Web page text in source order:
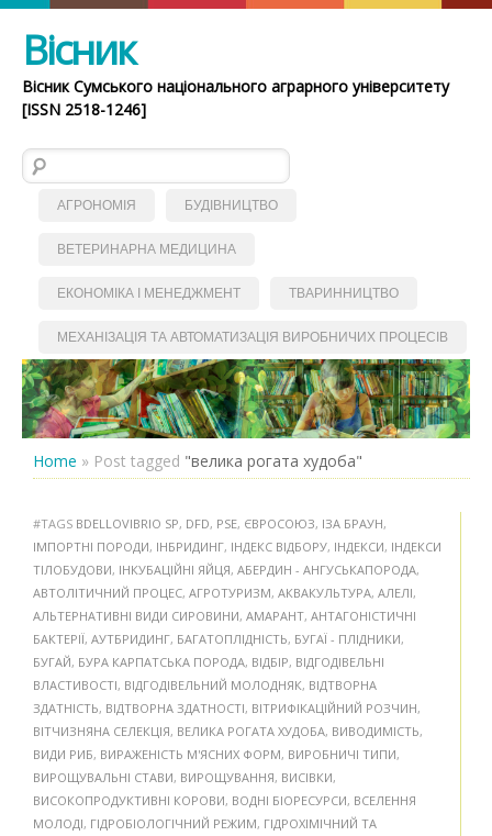
Вісник
Вісник Сумського національного аграрного університету
[ISSN 2518-1246]
Пошук:
АГРОНОМІЯ БУДІВНИЦТВО
ВЕТЕРИНАРНА МЕДИЦИНА
ЕКОНОМІКА І МЕНЕДЖМЕНТ ТВАРИННИЦТВО
МЕХАНІЗАЦІЯ ТА АВТОМАТИЗАЦІЯ ВИРОБНИЧИХ ПРОЦЕСІВ
Home » Post tagged "велика рогата худоба"
#TAGS BDELLOVIBRIO SP, DFD, PSE, ЄВРОСОЮЗ, ІЗА БРАУН,
ІМПОРТНІ ПОРОДИ, ІНБРИДИНГ, ІНДЕКС ВІДБОРУ, ІНДЕКСИ, ІНДЕКСИ
ТІЛОБУДОВИ, ІНКУБАЦІЙНІ ЯЙЦЯ, АБЕРДИН - АНГУСЬКАПОРОДА,
АВТОЛІТИЧНИЙ ПРОЦЕС, АГРОТУРИЗМ, АКВАКУЛЬТУРА, АЛЕЛІ,
АЛЬТЕРНАТИВНІ ВИДИ СИРОВИНИ, АМАРАНТ, АНТАГОНІСТИЧНІ
БАКТЕРІЇ, АУТБРИДИНГ, БАГАТОПЛІДНІСТЬ, БУГАЇ - ПЛІДНИКИ,
БУГАЙ, БУРА КАРПАТСЬКА ПОРОДА, ВІДБІР, ВІДГОДІВЕЛЬНІ
ВЛАСТИВОСТІ, ВІДГОДІВЕЛЬНИЙ МОЛОДНЯК, ВІДТВОРНА
ЗДАТНІСТЬ, ВІДТВОРНА ЗДАТНОСТІ, ВІТРИФІКАЦІЙНИЙ РОЗЧИН,
ВІТЧИЗНЯНА СЕЛЕКЦІЯ, ВЕЛИКА РОГАТА ХУДОБА, ВИВОДИМІСТЬ,
ВИДИ РИБ, ВИРАЖЕНІСТЬ М'ЯСНИХ ФОРМ, ВИРОБНИЧІ ТИПИ,
ВИРОЩУВАЛЬНІ СТАВИ, ВИРОЩУВАННЯ, ВИСІВКИ,
ВИСОКОПРОДУКТИВНІ КОРОВИ, ВОДНІ БІОРЕСУРСИ, ВСЕЛЕННЯ
МОЛОДІ, ГІДРОБІОЛОГІЧНИЙ РЕЖИМ, ГІДРОХІМІЧНИЙ ТА